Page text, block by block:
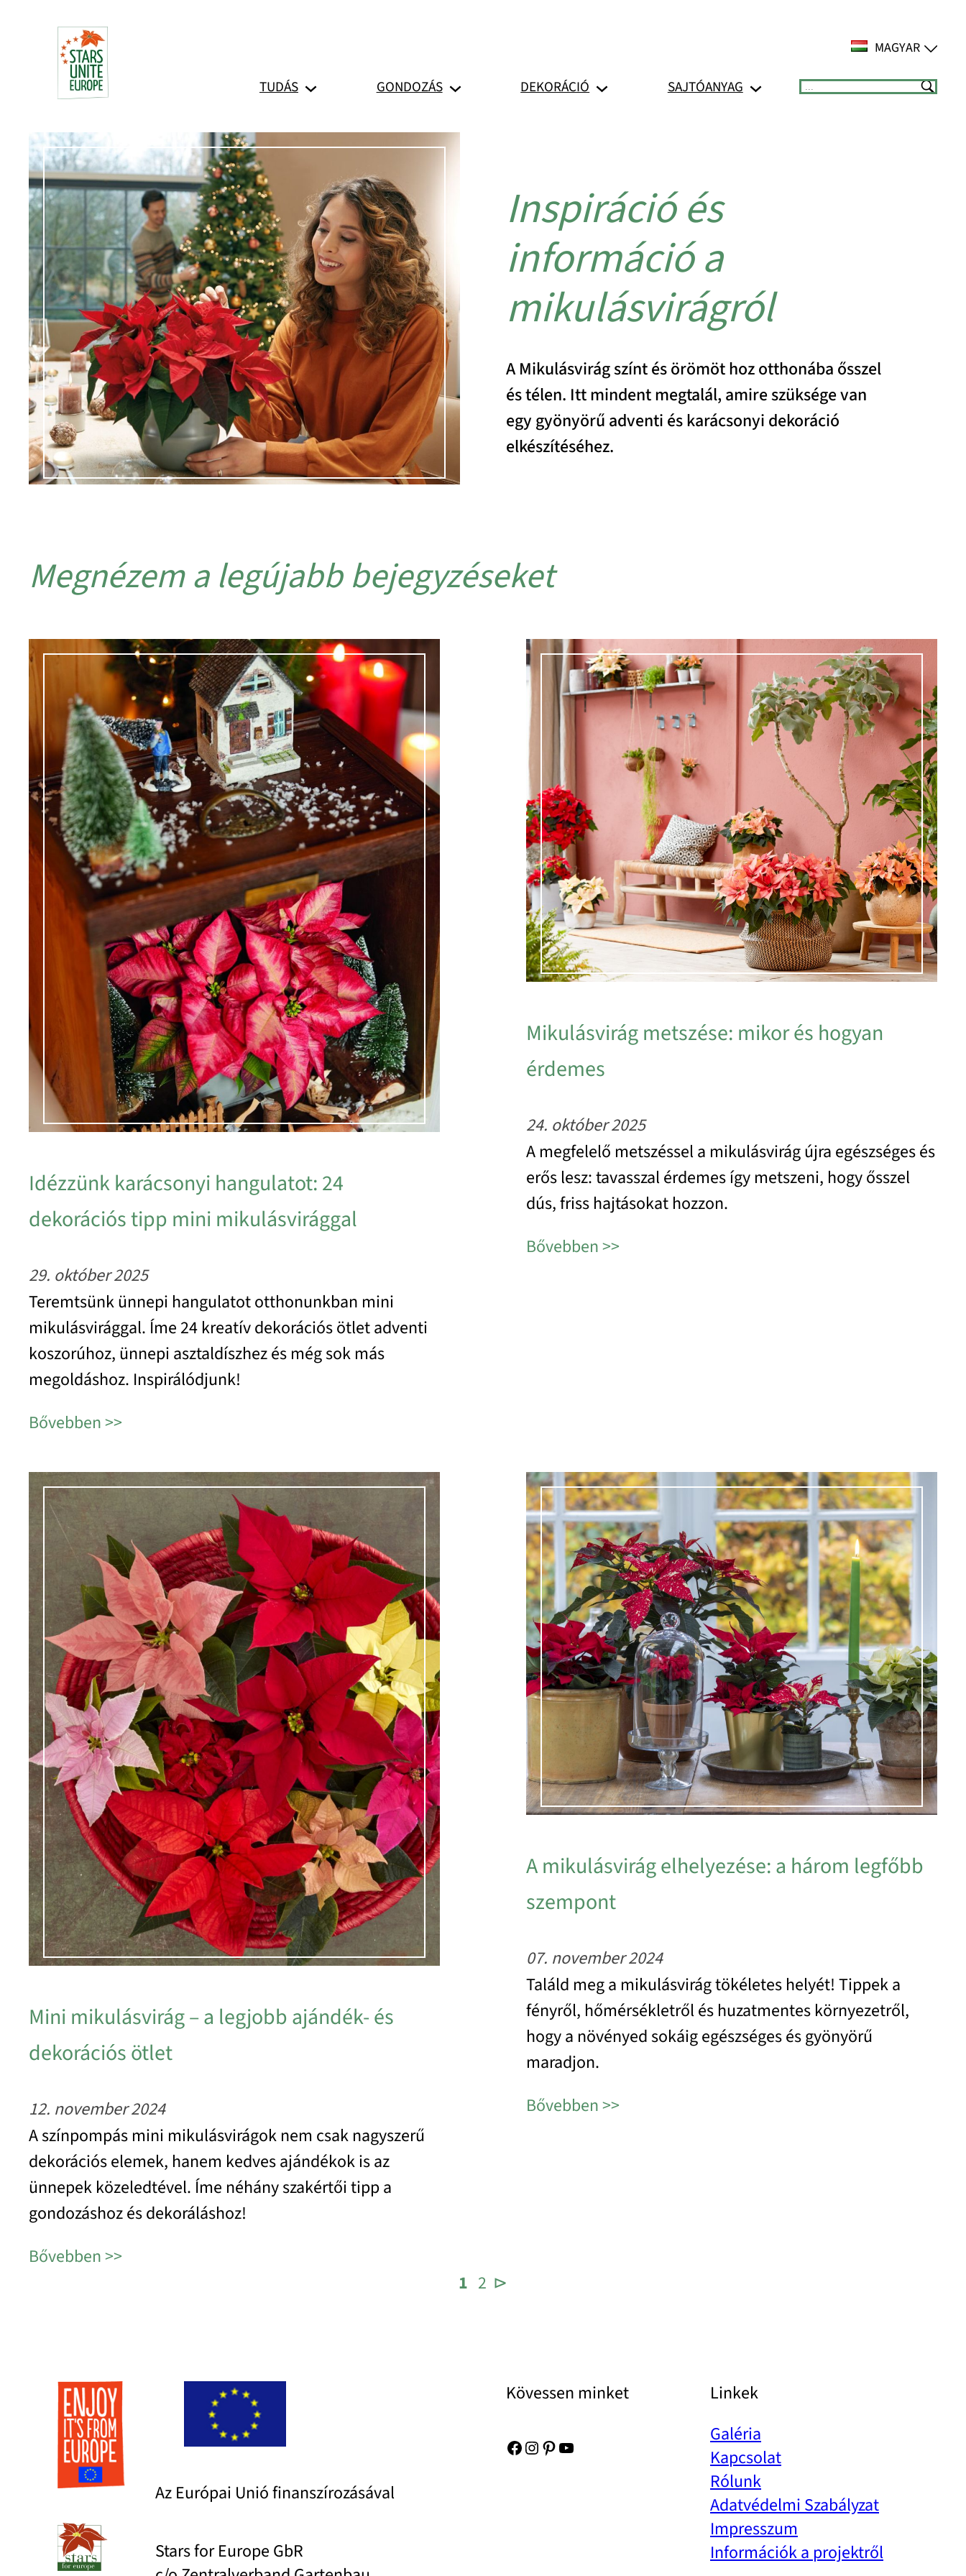
tartalomhoz
MAGYAR
TUDÁS GONDOZÁS DEKORÁCIÓ SAJTÓANYAG Suchen
Inspiráció és
információ a
mikulásvirágról
A Mikulásvirág színt és örömöt hoz otthonába ősszel
és télen. Itt mindent megtalál, amire szüksége van
egy gyönyörű adventi és karácsonyi dekoráció
elkészítéséhez.
Megnézem a legújabb bejegyzéseket
Idézzünk karácsonyi hangulatot: 24
dekorációs tipp mini mikulásvirággal
29. október 2025
Teremtsünk ünnepi hangulatot otthonunkban mini
mikulásvirággal. Íme 24 kreatív dekorációs ötlet adventi
koszorúhoz, ünnepi asztaldíszhez és még sok más
megoldáshoz. Inspirálódjunk!
Bővebben
Mikulásvirág metszése: mikor és hogyan
érdemes
24. október 2025
A megfelelő metszéssel a mikulásvirág újra egészséges és
erős lesz: tavasszal érdemes így metszeni, hogy ősszel
dús, friss hajtásokat hozzon.
Bővebben
Mini mikulásvirág – a legjobb ajándék- és
dekorációs ötlet
12. november 2024
A színpompás mini mikulásvirágok nem csak nagyszerű
dekorációs elemek, hanem kedves ajándékok is az
ünnepek közeledtével. Íme néhány szakértői tipp a
gondozáshoz és dekoráláshoz!
Bővebben
A mikulásvirág elhelyezése: a három legfőbb
szempont
07. november 2024
Találd meg a mikulásvirág tökéletes helyét! Tippek a
fényről, hőmérsékletről és huzatmentes környezetről,
hogy a növényed sokáig egészséges és gyönyörű
maradjon.
Bővebben
1 2 ⊳
Az Európai Unió finanszírozásával
Stars for Europe GbR
Kövessen minket
Facebook Instagram Pinterest YouTube
Linkek
Galéria
Kapcsolat
Rólunk
Adatvédelmi Szabályzat
Impresszum
Információk a projektről